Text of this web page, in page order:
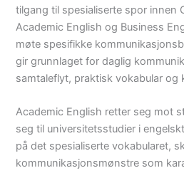
tilgang til spesialiserte spor innen
Academic English og Business
møte spesifikke
gir grunnlaget for daglig
samtaleflyt, praktisk vokabular og
Academic English retter seg mot
seg til universitetsstudier i
på det spesialiserte vokabularet,
kommunikasjonsmønstre som